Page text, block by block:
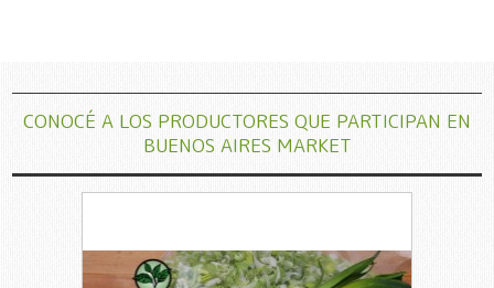
CONOCÉ A LOS PRODUCTORES QUE PARTICIPAN EN
BUENOS AIRES MARKET